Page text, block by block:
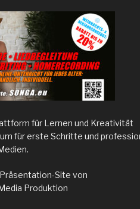
für Lernen und Kreativität
für erste Schritte und
Site von
Produktion